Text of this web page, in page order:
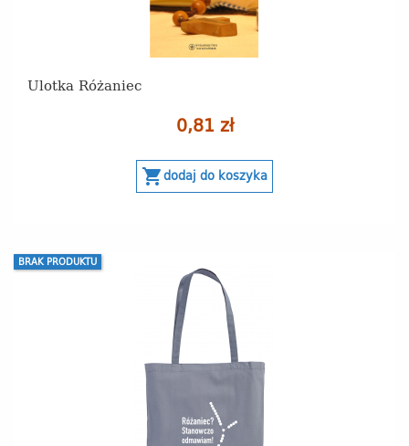
Ulotka Różaniec
0,81 zł
shopping_cartdodaj do koszyka
BRAK PRODUKTU